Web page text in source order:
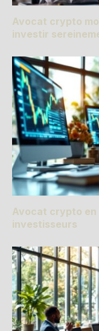
Avocat crypto
investir
Avocat crypto en
investisseurs